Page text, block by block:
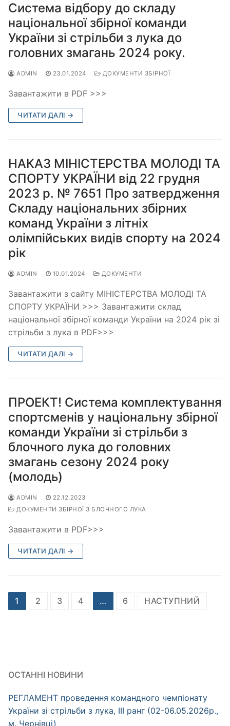
Система відбору до складу
національної збірної команди
України зі стрільби з лука до
головних змагань 2024 року.
ADMIN 23.01.2024 ДОКУМЕНТИ ЗБІРНОЇ
Завантажити в PDF >>>
ЧИТАТИ ДАЛІ →
НАКАЗ МІНІСТЕРСТВА МОЛОДІ ТА
СПОРТУ УКРАЇНИ від 22 грудня
2023 р. № 7651 Про затвердження
Складу національних збірних
команд України з літніх
олімпійських видів спорту на 2024
рік
ADMIN 10.01.2024 ДОКУМЕНТИ
Завантажити з сайту МІНІСТЕРСТВА МОЛОДІ ТА
СПОРТУ УКРАЇНИ >>> Завантажити склад
національної збірної команди України на 2024 рік зі
стрільби з лука в PDF>>>
ЧИТАТИ ДАЛІ →
ПРОЕКТ! Система комплектування
спортсменів у національну збірної
команди України зі стрільби з
блочного лука до головних
змагань сезону 2024 року
(молодь)
ADMIN
22.12.2023
ДОКУМЕНТИ ЗБІРНОЇ З БЛОЧНОГО ЛУКА
Завантажити в PDF>>>
ЧИТАТИ ДАЛІ →
Пагінація
1 2 3 4 … 6 НАСТУПНИЙ
ОСТАННІ НОВИНИ
РЕГЛАМЕНТ проведення командного чемпіонату
України зі стрільби з лука, ІІІ ранг (02-06.05.2026р.,
м. Чернівці)